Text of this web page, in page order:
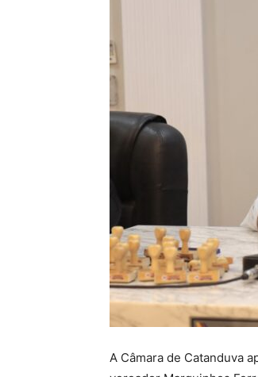
A Câmara de Catanduva